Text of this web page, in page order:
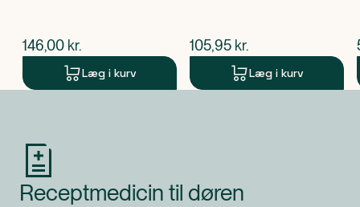
$nuværende pris
146,00 kr.
Læg i kurv
$nuværende pris
105,95 kr.
Læg i kurv
Receptmedicin til døren